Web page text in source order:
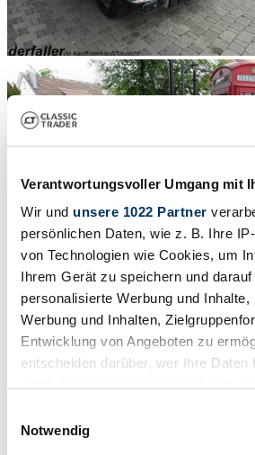
Verantwortungsvoller Umgang mit
Wir und unsere 1022 Partner
persönlichen Daten, wie z. B. Ihre
von Technologien wie Cookies, um
Ihrem Gerät zu speichern und
personalisierte Werbung und
Werbung und Inhalten,
Entwicklung von Angeboten zu
entscheiden darüber, wer Ihre Daten
Trigger Symbol ändern oder
Notwendig
1974 | Rover 2000
TC Sammlerzustand H-Zulassung